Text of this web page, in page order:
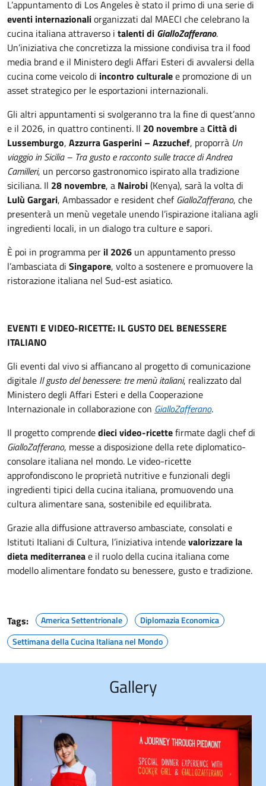
L’appuntamento di Los Angeles è stato il primo di una serie di
eventi internazionaliorganizzati dal MAECI che celebrano la
cucina italiana attraverso i talenti di GialloZafferano.
Un’iniziativa che concretizza la missione condivisa tra il food
media brand e il Ministero degli Affari Esteri di avvalersi della
cucina come veicolo di incontro culturalee promozione di un
asset strategico per le esportazioni internazionali.
Gli altri appuntamenti si svolgeranno tra la fine di quest’anno
e il 2026, in quattro continenti. Il 20 novembreaCittà di
Lussemburgo, Azzurra Gasperini – Azzuchef, proporrà Un
viaggio in Sicilia – Tra gusto e racconto sulle tracce di Andrea
Camilleri, un percorso gastronomico ispirato alla tradizione
siciliana. Il 28 novembre, a Nairobi(Kenya), sarà la volta di
Lulù Gargari, Ambassador e resident chefGialloZafferano, che
presenterà un menù vegetale unendo l’ispirazione italiana agli
ingredienti locali, in un dialogo tra culture e sapori.
È poi in programma per il 2026 un appuntamento presso
l’ambasciata di Singapore, volto a sostenere e promuovere la
ristorazione italiana nel Sud-est asiatico.
EVENTI E VIDEO-RICETTE: IL GUSTO DEL BENESSERE
ITALIANO
Gli eventi dal vivo si affiancano al progetto di comunicazione
digitale Il gusto del benessere: tre menù italiani, realizzato dal
Ministero degli Affari Esteri e della Cooperazione
Internazionale in collaborazione con GialloZafferano.
Il progetto comprendedieci video-ricettefirmate dagli chef di
GialloZafferano, messe a disposizione della rete diplomatico-
consolare italiana nel mondo. Le video-ricette
approfondiscono le proprietà nutritive e funzionali degli
ingredienti tipici della cucina italiana, promuovendo una
cultura alimentare sana, sostenibile ed equilibrata.
Grazie alla diffusione attraverso ambasciate, consolati e
Istituti Italiani di Cultura, l’iniziativa intendevalorizzare la
dieta mediterraneae il ruolo della cucina italiana come
modello alimentare fondato su benessere, gusto e tradizione.
Tags: America Settentrionale
Diplomazia Economica
Settimana della Cucina Italiana nel Mondo
Gallery